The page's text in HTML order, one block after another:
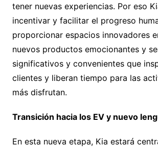
tener nuevas experiencias. Por eso
incentivar y facilitar el progreso
proporcionar espacios innovadores
nuevos productos emocionantes y
significativos y convenientes que
clientes y liberan tiempo para las
más disfrutan.
Transición hacia los EV y nuevo
En esta nueva etapa, Kia estará